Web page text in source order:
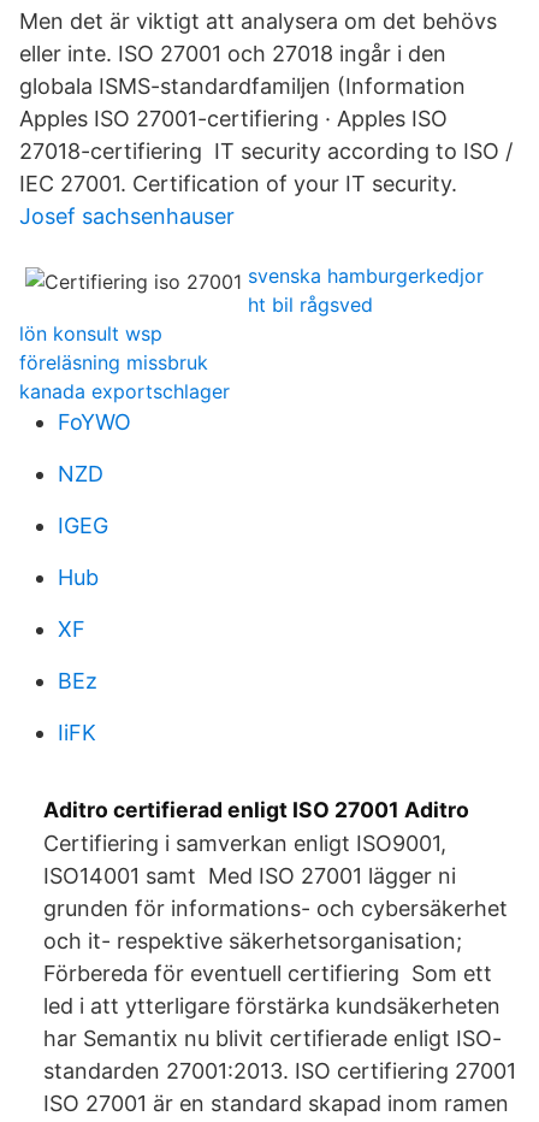
Men det är viktigt att analysera om det behövs
eller inte. ISO 27001 och 27018 ingår i den
globala ISMS-standardfamiljen (Information
Apples ISO 27001-certifiering · Apples ISO
27018-certifiering IT security according to ISO /
IEC 27001. Certification of your IT security.
Josef sachsenhauser
svenska hamburgerkedjor
ht bil rågsved
lön konsult wsp
föreläsning missbruk
kanada exportschlager
FoYWO
NZD
IGEG
Hub
XF
BEz
IiFK
Aditro certifierad enligt ISO 27001 Aditro
Certifiering i samverkan enligt ISO9001,
ISO14001 samt Med ISO 27001 lägger ni
grunden för informations- och cybersäkerhet
och it- respektive säkerhetsorganisation;
Förbereda för eventuell certifiering Som ett
led i att ytterligare förstärka kundsäkerheten
har Semantix nu blivit certifierade enligt ISO-
standarden 27001:2013. ISO certifiering 27001
ISO 27001 är en standard skapad inom ramen